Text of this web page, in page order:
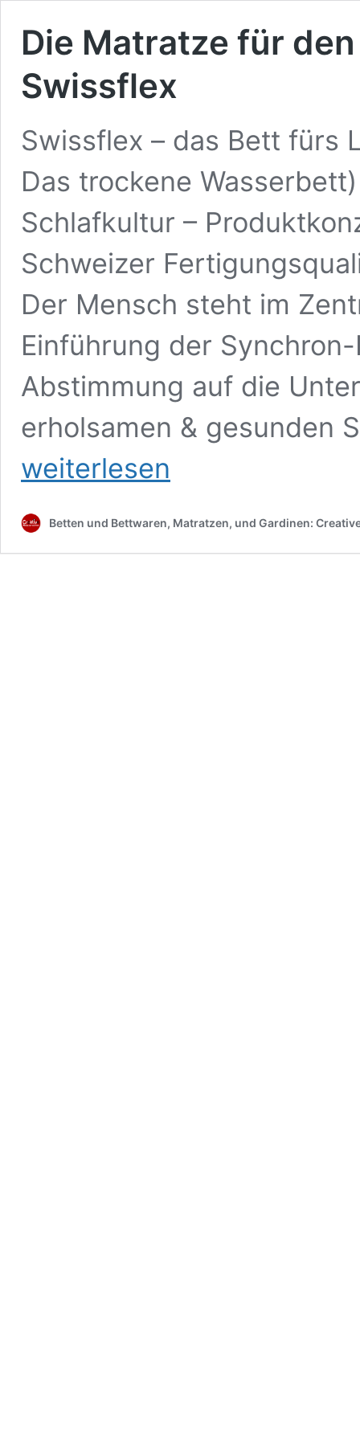
Die Matratze für
Swissflex
Swissflex – das Bett fürs
Das trockene
Schlafkultur –
Schweizer
Der Mensch steht im
Einführung der
Abstimmung auf die
erholsamen & gesunden
weiterlesen
Betten und Bettwaren, Matratzen, und Gardinen: